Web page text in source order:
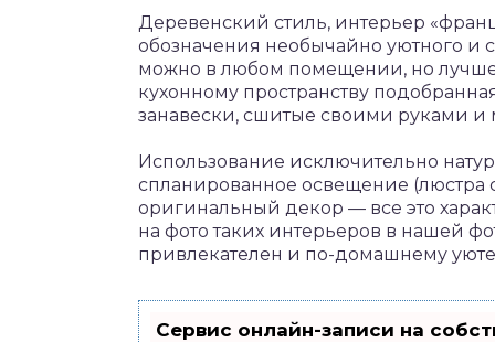
Деревенский стиль, интерьер
обозначения необычайно уютного и
можно в любом помещении, но лучше
кухонному пространству
занавески, сшитые своими руками
Использование исключительно
спланированное освещение (люстра
оригинальный декор — все это
на фото таких интерьеров в нашей
привлекателен и по-домашнему
Сервис онлайн-записи на